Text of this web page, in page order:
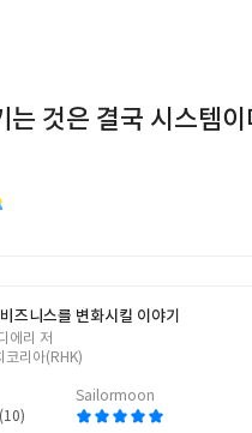
는 것은 결국 시스템
즈니스를 변화시킬 이야기
에리 저
코리아(RHK)
Sailormoon